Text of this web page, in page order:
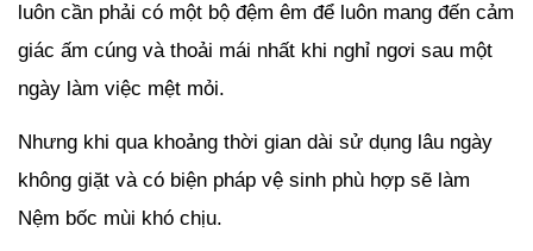
luôn cần phải có một bộ đệm êm để luôn mang đến cảm
giác ấm cúng và thoải mái nhất khi nghỉ ngơi sau một
ngày làm việc mệt mỏi.
Nhưng khi qua khoảng thời gian dài sử dụng lâu ngày
không giặt và có biện pháp vệ sinh phù hợp sẽ làm
Nệm bốc mùi khó chịu.